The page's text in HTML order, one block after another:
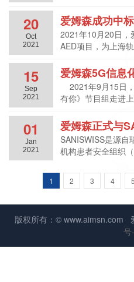
20
Oct
2021
爱姆森成功中
2021年10月20日，
AED项目，为上海
盖。 ...
15
Sep
2021
2021年9月15日
有你》节目组走进
感...
01
Jan
2021
SANISWISS是源自
机构患者安全组织
十数个工作伙伴之
1 2 3 4 5
版权所有：© www.aimsn.com
号